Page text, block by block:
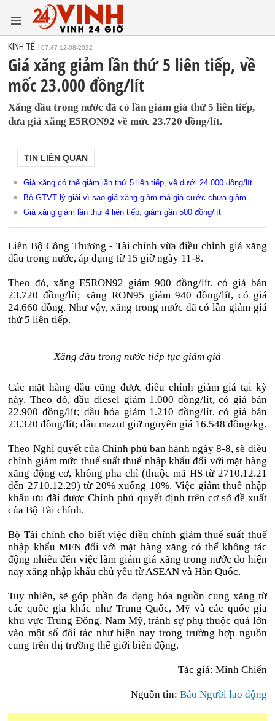
KINH TẾ 07:47 12-08-2022
Giá xăng giảm lần thứ 5 liên tiếp, về
mốc 23.000 đồng/lít
Xăng dầu trong nước đã có lần giảm giá thứ 5 liên tiếp,
đưa giá xăng E5RON92 về mức 23.720 đồng/lít.
TIN LIÊN QUAN
Giá xăng có thể giảm lần thứ 5 liên tiếp, về dưới 24.000 đồng/lít
Bộ GTVT lý giải vì sao giá xăng giảm mà giá cước chưa giảm
Giá xăng giảm lần thứ 4 liên tiếp, giảm gần 500 đồng/lít
Liên Bộ Công Thương - Tài chính vừa điều chỉnh giá xăng
dầu trong nước, áp dụng từ 15 giờ ngày 11-8.
Theo đó, xăng E5RON92 giảm 900 đồng/lít, có giá bán
23.720 đồng/lít; xăng RON95 giảm 940 đồng/lít, có giá
24.660 đồng. Như vậy, xăng trong nước đã có lần giảm giá
thứ 5 liên tiếp.
Xăng dầu trong nước tiếp tục giảm giá
Các mặt hàng dầu cũng được điều chỉnh giảm giá tại kỳ
này. Theo đó, dầu diesel giảm 1.000 đồng/lít, có giá bán
22.900 đồng/lít; dầu hỏa giảm 1.210 đồng/lít, có giá bán
23.320 đồng/lít; dầu mazut giữ nguyên giá 16.548 đồng/kg.
Theo Nghị quyết của Chính phủ ban hành ngày 8-8, sẽ điều
chỉnh giảm mức thuế suất thuế nhập khẩu đối với mặt hàng
xăng động cơ, không pha chì (thuộc mã HS từ 2710.12.21
đến 2710.12.29) từ 20% xuống 10%. Việc giảm thuế nhập
khẩu ưu đãi được Chính phủ quyết định trên cơ sở đề xuất
của Bộ Tài chính.
Bộ Tài chính cho biết việc điều chỉnh giảm thuế suất thuế
nhập khẩu MFN đối với mặt hàng xăng có thể không tác
động nhiều đến việc làm giảm giá xăng trong nước do hiện
nay xăng nhập khẩu chủ yếu từ ASEAN và Hàn Quốc.
Tuy nhiên, sẽ góp phần đa dạng hóa nguồn cung xăng từ
các quốc gia khác như Trung Quốc, Mỹ và các quốc gia
khu vực Trung Đông, Nam Mỹ, tránh sự phụ thuộc quá lớn
vào một số đối tác như hiện nay trong trường hợp nguồn
cung trên thị trường thế giới biến động.
Tác giả: Minh Chiến
Nguồn tin: Báo Người lao động